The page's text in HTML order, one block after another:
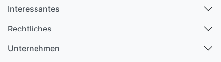
Interessantes
Rechtliches
Unternehmen